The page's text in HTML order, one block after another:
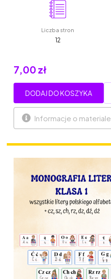
Liczba stron
12
7,00 zł
DODAJ DO KOSZYKA
Informacje o materiale